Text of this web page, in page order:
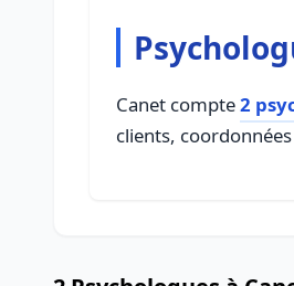
Canet compte2
clients,